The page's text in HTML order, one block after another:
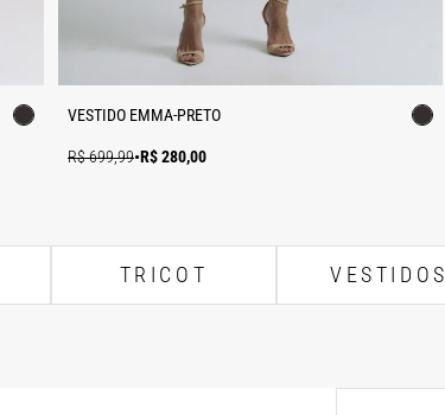
VESTIDO EMMA-PRETO
R$ 699,99•R$ 280,00
TRICOT VESTIDOS